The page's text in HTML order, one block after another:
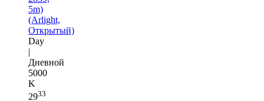
5m)
(Arlight,
Открытый)
Day
|
Дневной
5000
K
2933